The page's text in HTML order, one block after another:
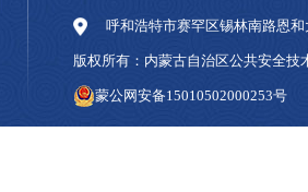
呼和浩特市赛罕区锡林南路恩和
版权所有：内蒙古自治区公共安
蒙公网安备15010502000253号